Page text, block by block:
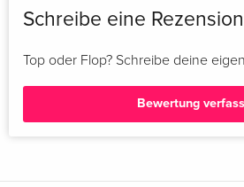
Schreibe eine Rezension
Top oder Flop? Schreibe deine
Bewertung